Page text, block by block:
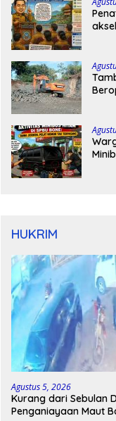
HUKRIM
Agustus 5, 2026
Kurang dari Sebulan
Penganiayaan Maut